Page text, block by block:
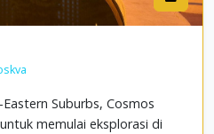
Suburbs, Cosmos
memulai eksplorasi di